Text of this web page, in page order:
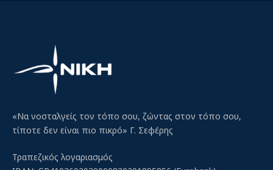
«Να νοσταλγείς τον τόπο σου, ζώντας στον τόπο σου,
τίποτε δεν είναι πιο πικρό» Γ. Σεφέρης
Τραπεζικός λογαριασμός